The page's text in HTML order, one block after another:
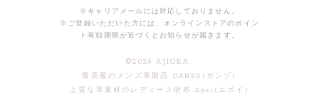
※キャリアメールには対応しておりません。
※ご登録いただいた方には、オンラインストアのポイン
ト有効期限が近づくとお知らせが届きます。
©2026 AJIOKA.
最高級のメンズ革製品 GANZO(ガンゾ)
上質な革素材のレディース財布 Epoi(エポイ)